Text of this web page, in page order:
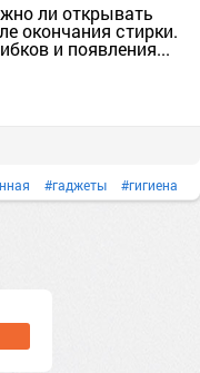
ли открывать
окончания стирки.
и появления...
#гаджеты #гигиена